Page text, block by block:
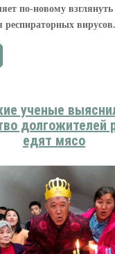
по-новому
респираторных
ученые
долгожителей
едят мясо